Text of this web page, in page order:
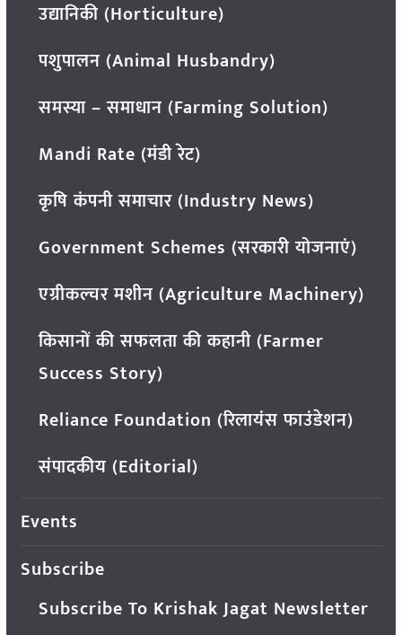
उद्यानिकी (Horticulture)
पशुपालन (Animal Husbandry)
समस्या – समाधान (Farming Solution)
Mandi Rate (मंडी रेट)
कृषि कंपनी समाचार (Industry News)
Government Schemes (सरकारी योजनाएं)
एग्रीकल्चर मशीन (Agriculture Machinery)
किसानों की सफलता की कहानी (Farmer
Success Story)
Reliance Foundation (रिलायंस फाउंडेशन)
संपादकीय (Editorial)
Events
Subscribe
Subscribe To Krishak Jagat Newsletter